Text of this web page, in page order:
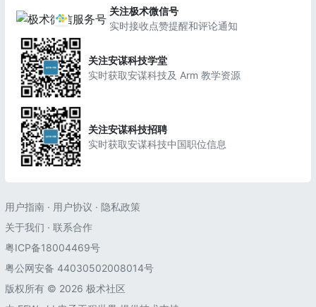
关注极术微信号
实时接收点赞提醒和评论通知
关注安谋科技学堂
实时获取安谋科技及 Arm 教学资源
关注安谋科技招聘
实时获取安谋科技中国职位信息
用户指南 · 用户协议 · 隐私政策
关于我们 · 联系合作
粤ICP备18004469号
粤公网安备 44030502008014号
版权所有 © 2026 极术社区